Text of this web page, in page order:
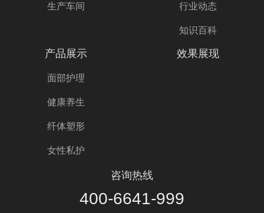
生产车间 行业动态
知识百科
产品展示
面部护理
健康养生
纤体塑形
女性私护
效果展现
咨询热线
400-6641-999